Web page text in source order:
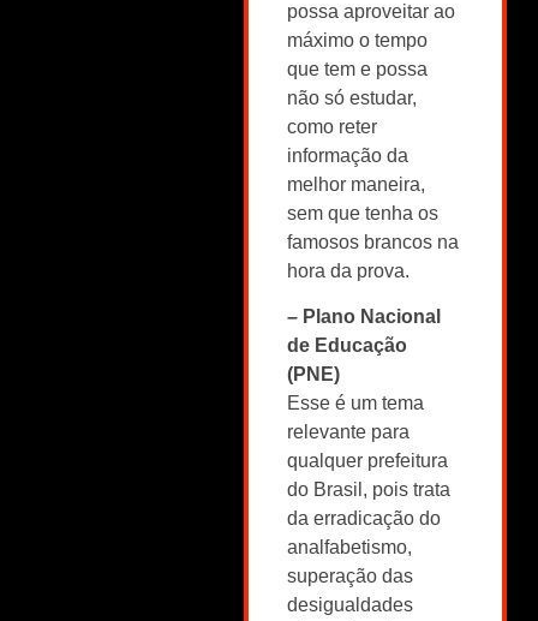
possa aproveitar ao
máximo o tempo
que tem e possa
não só estudar,
como reter
informação da
melhor maneira,
sem que tenha os
famosos brancos na
hora da prova.
– Plano Nacional
de Educação
(PNE)
Esse é um tema
relevante para
qualquer prefeitura
do Brasil, pois trata
da erradicação do
analfabetismo,
superação das
desigualdades